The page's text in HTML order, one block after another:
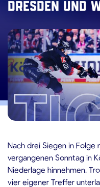
Dresden und
Nach drei Siegen in Folge
vergangenen Sonntag in
Niederlage hinnehmen.
vier eigener Treffer